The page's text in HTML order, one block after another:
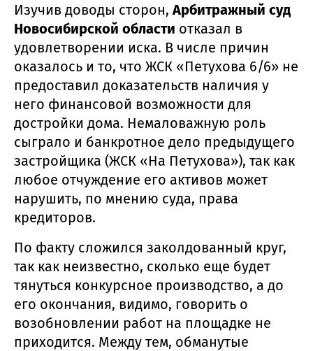
Изучив доводы сторон,Арбитражный суд
Новосибирской области отказал в
удовлетворении иска. В числе причин
оказалось и то, что ЖСК «Петухова 6/6» не
предоставил доказательств наличия у
него финансовой возможности для
достройки дома. Немаловажную роль
сыграло и банкротное дело предыдущего
застройщика (ЖСК «На Петухова»), так как
любое отчуждение его активов может
нарушить, по мнению суда, права
кредиторов.
По факту сложился заколдованный круг,
так как неизвестно, сколько еще будет
тянуться конкурсное производство, а до
его окончания, видимо, говорить о
возобновлении работ на площадке не
приходится. Между тем, обманутые